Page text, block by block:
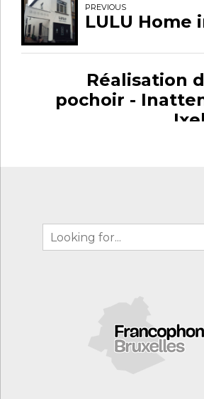
PREVIOUS
LULU Home
Réalisation
pochoir -